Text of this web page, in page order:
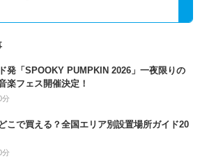
発「SPOOKY PUMPKIN 2026」一夜限りの
楽フェス開催決定！
分
こで買える？全国エリア別設置場所ガイド20
分